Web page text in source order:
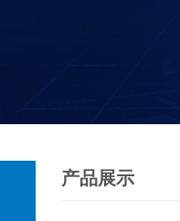
产品展示